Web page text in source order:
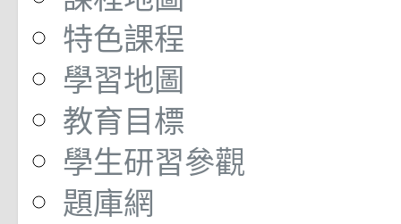
特色課程
學習地圖
教育目標
學生研習參觀
題庫網